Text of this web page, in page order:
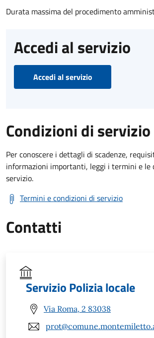
Durata massima del procedimento
Accedi al servizio
Accedi al servizio
Condizioni di servizio
Per conoscere i dettagli di scadenze,
informazioni importanti, leggi i termini e le
servizio.
Termini e condizioni di servizio
Contatti
Servizio Polizia locale
Via Roma, 2 83038